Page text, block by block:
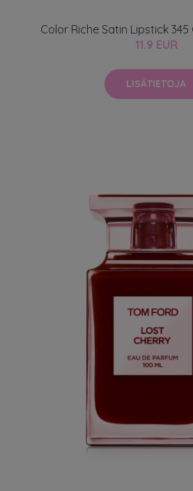
Color Riche Satin Lipstick
11.9 EUR
LISÄTIETOJA